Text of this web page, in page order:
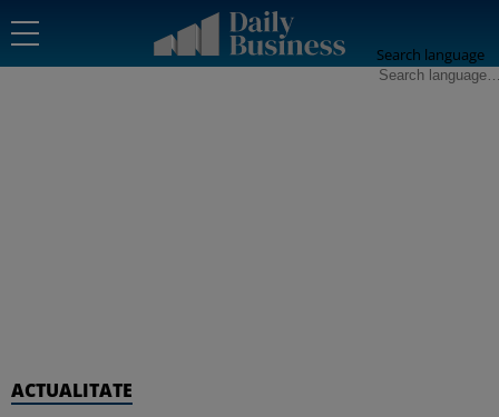
Search language
ACTUALITATE